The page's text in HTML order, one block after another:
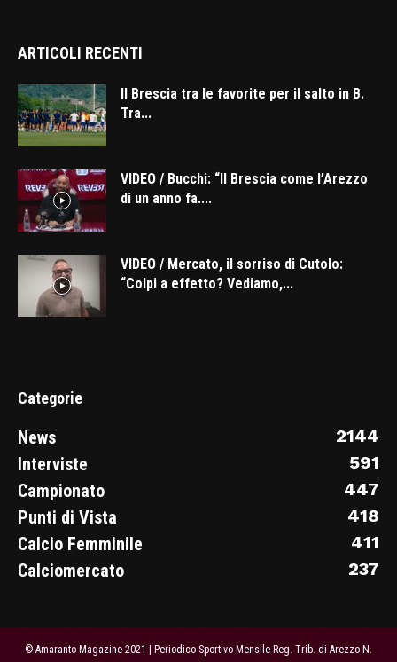
ARTICOLI RECENTI
Il Brescia tra le favorite per il salto in B.
Tra...
VIDEO / Bucchi: “Il Brescia come l’Arezzo
di un anno fa....
VIDEO / Mercato, il sorriso di Cutolo:
“Colpi a effetto? Vediamo,...
Categorie
News
2144
Interviste
591
Campionato
447
Punti di Vista
418
Calcio Femminile
411
Calciomercato
237
© Amaranto Magazine 2021 | Periodico Sportivo Mensile Reg. Trib. di Arezzo N.